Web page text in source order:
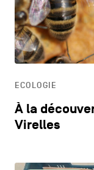
ECOLOGIE
À la
Virelles